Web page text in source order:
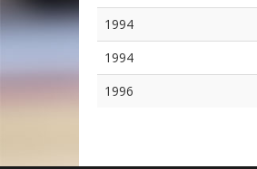
1994
1994
1996